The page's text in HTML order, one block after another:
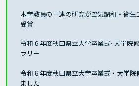
本学教員の一連の研究が空気調和・衛生
受賞
令和６年度秋田県立大学卒業式･大学院
ラリー
令和６年度秋田県立大学卒業式・大学院
ました